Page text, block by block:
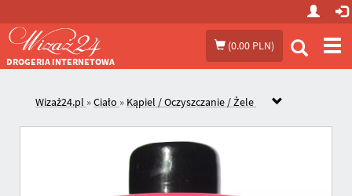
(0.00 PLN)
DROGERIA INTERNETOWA
Wizaż24.pl »Ciało » Kąpiel / Oczyszczanie / Żele